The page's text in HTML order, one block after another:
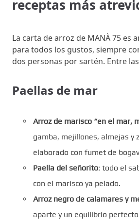
receptas más
La carta de arroz de MANÀ 75 es
para todos los gustos, siempre
dos personas por sartén. Entre
Paellas de mar
Arroz de marisco “en el mar,
gamba, mejillones, almejas y
elaborado con fumet de
Paella del señorito: todo el
con el marisco ya pelado.
Arroz negro de calamares y
aparte y un equilibrio